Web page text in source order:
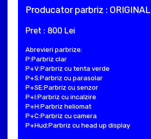
Producator parbriz : ORIGINAL
Pret : 800 Lei
Abrevieri parbrize:
P:Parbriz clar
P+V:Parbriz cu tenta verde
P+S:Parbriz cu parasolar
P+SE:Parbriz cu senzor
P+I:Parbriz cu incalzire
P+H:Parbriz heliomat
P+C:Parbriz cu camera
P+Hud:Parbriz cu head up display